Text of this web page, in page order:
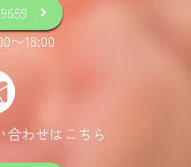
〜18:00
合わせはこちら